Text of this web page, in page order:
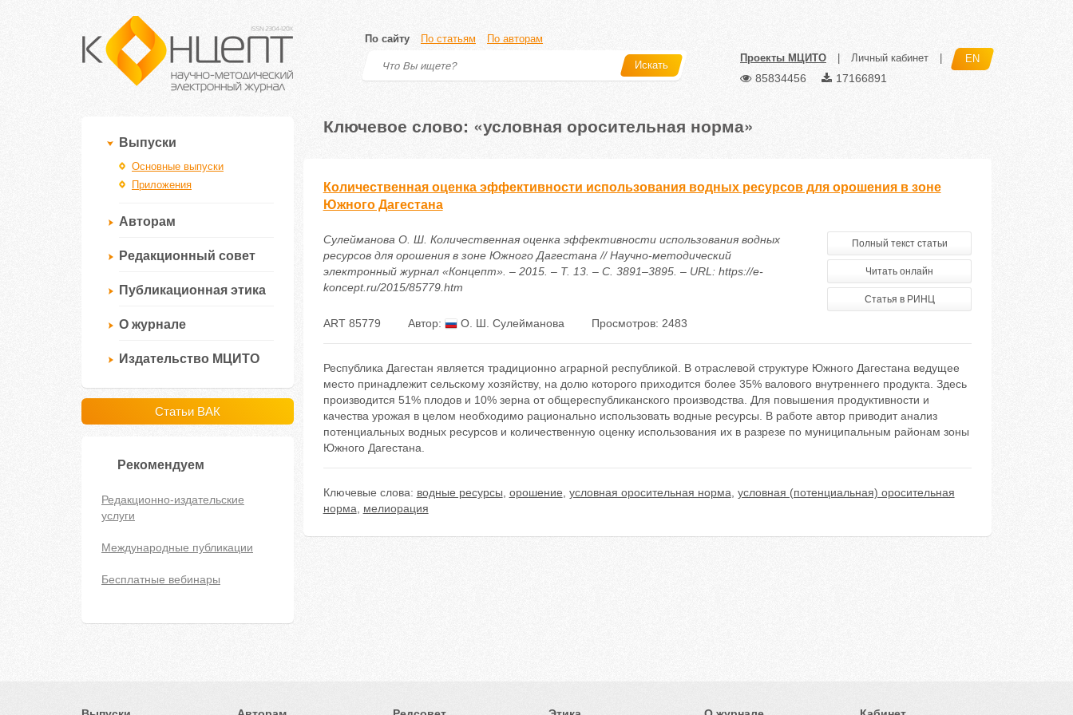
По сайту По статьям По авторам
Искать
Проекты МЦИТО Личный кабинет EN
85834456 17166891
Выпуски
Основные выпуски
Приложения
Авторам
Редакционный совет
Публикационная этика
О журнале
Издательство МЦИТО
Статьи ВАК
Рекомендуем
Редакционно-издательские
услуги
Международные публикации
Бесплатные вебинары
Ключевое слово: «условная оросительная норма»
Количественная оценка эффективности использования водных ресурсов для орошения в зоне
Южного Дагестана
Сулейманова О. Ш. Количественная оценка эффективности использования водных
ресурсов для орошения в зоне Южного Дагестана // Научно-методический
электронный журнал «Концепт». – 2015. – Т. 13. – С. 3891–3895. – URL: https://e-
koncept.ru/2015/85779.htm
Полный текст статьи
Читать онлайн
Статья в РИНЦ
ART 85779 Автор: О. Ш. Сулейманова Просмотров: 2483
Республика Дагестан является традиционно аграрной республикой. В отраслевой структуре Южного Дагестана ведущее
место принадлежит сельскому хозяйству, на долю которого приходится более 35% валового внутреннего продукта. Здесь
производится 51% плодов и 10% зерна от общереспубликанского производства. Для повышения продуктивности и
качества урожая в целом необходимо рационально использовать водные ресурсы. В работе автор приводит анализ
потенциальных водных ресурсов и количественную оценку использования их в разрезе по муниципальным районам зоны
Южного Дагестана.
Ключевые слова: водные ресурсы орошение условная оросительная норма условная (потенциальная) оросительная
норма
мелиорация